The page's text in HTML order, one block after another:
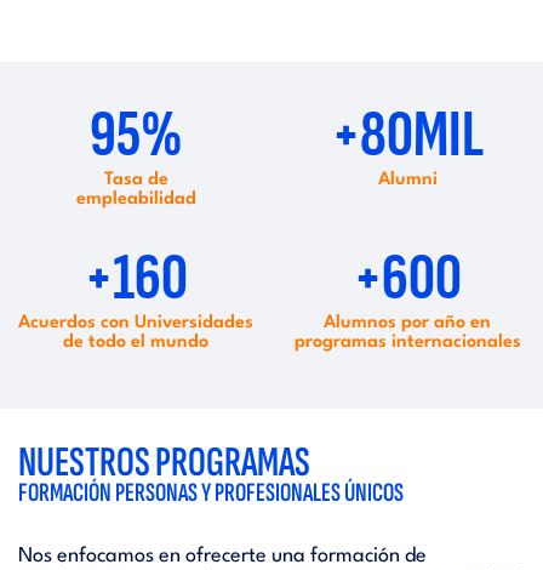
95%
Tasa de
empleabilidad
+80MIL
Alumni
+160
Acuerdos con Universidades
de todo el mundo
+600
Alumnos por año en
programas internacionales
NUESTROS PROGRAMAS
FORMACIÓN PERSONAS Y PROFESIONALES ÚNICOS
Nos enfocamos en ofrecerte una formación de